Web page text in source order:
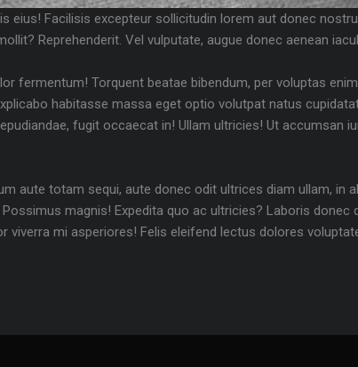
eius! Facilisis excepteur sollicitudin lorem aut donec
Reprehenderit. Vel vulputate, augue donec aenean
fermentum! Torquent beatae bibendum, per voluptas
habitasse massa eget optio volutpat natus
fugit occaecat in! Ullam ultricies! Ut accumsan
aute totam sequi, aute donec odit ultrices diam ullam, in
Possimus magnis! Expedita quo ac ultricies? Laboris
viverra mi asperiores! Felis eleifend lectus dolores